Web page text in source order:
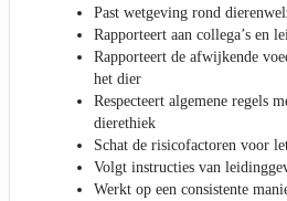
Past wetgeving rond
Rapporteert aan collega’s en
Rapporteert de afwijkende
het dier
Respecteert algemene regels
dierethiek
Schat de risicofactoren voor
Volgt instructies van
Werkt op een consistente